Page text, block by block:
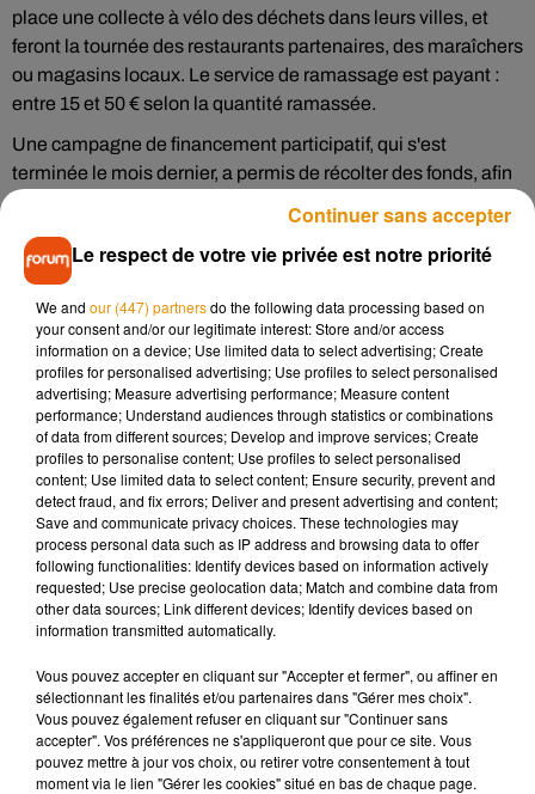
place une collecte à vélo des déchets dans leurs villes, et
feront la tournée des restaurants partenaires, des maraîchers
ou magasins locaux. Le service de ramassage est payant :
entre 15 et 50 € selon la quantité ramassée.
Une campagne de financement participatif, qui s'est
terminée le mois dernier, a permis de récolter des fonds, afin
oeuvrent pour ce projet
Que deviendront les déchets récoltés ?
Le compost produit par ces déchets organiques, servira
ensuite à amender la terre des jardins ou des vergers. Mais
au juste, comment produit-on du compost .
Écouter le podcast
Si vous souhaitez prendre part au projet, sachez que des
bénévoles et des partenaires privés ou institutionnels sont
actuellement recherchés. La phase de test à Poitiers et à
Tours doit démarrer au printemps. À savoir que la Tricyclerie
est une structure associative qui emploie trois salariés,
centaine de bénévoles.
Le respect de votre vie privée est notre priorité
We and our (447) partnersdo the following data processing based on
your consent and/or our legitimate interest: Store and/or access
information on a device; Use limited data to select advertising; Create
profiles for personalised advertising; Use profiles to select personalised
advertising; Measure advertising performance; Measure content
performance; Understand audiences through statistics or combinations
of data from different sources; Develop and improve services; Create
profiles to personalise content; Use profiles to select personalised
content; Use limited data to select content; Ensure security, prevent and
detect fraud, and fix errors; Deliver and present advertising and content;
Save and communicate privacy choices. These technologies may
process personal data such as IP address and browsing data to offer
following functionalities: Identify devices based on information actively
requested; Use precise geolocation data; Match and combine data from
other data sources; Link different devices; Identify devices based on
information transmitted automatically.
Vous pouvez accepter en cliquant sur "Accepter et fermer", ou affiner en
sélectionnant les finalités et/ou partenaires dans "Gérer mes choix".
Vous pouvez également refuser en cliquant sur "Continuer sans
accepter". Vos préférences ne s'appliqueront que pour ce site. Vous
pouvez mettre à jour vos choix, ou retirer votre consentement à tout
moment via le lien "Gérer les cookies" situé en bas de chaque page.
Continuer sans accepter